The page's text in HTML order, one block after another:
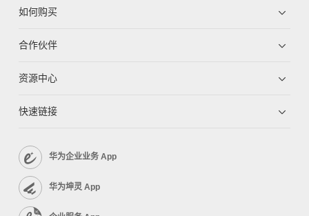
如何购买
合作伙伴
资源中心
快速链接
华为企业业务 App
华为坤灵 App